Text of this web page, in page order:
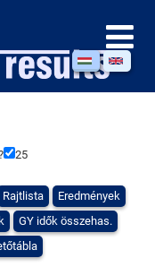
24
Rajtlista
Eredmények
GY idők összehas.